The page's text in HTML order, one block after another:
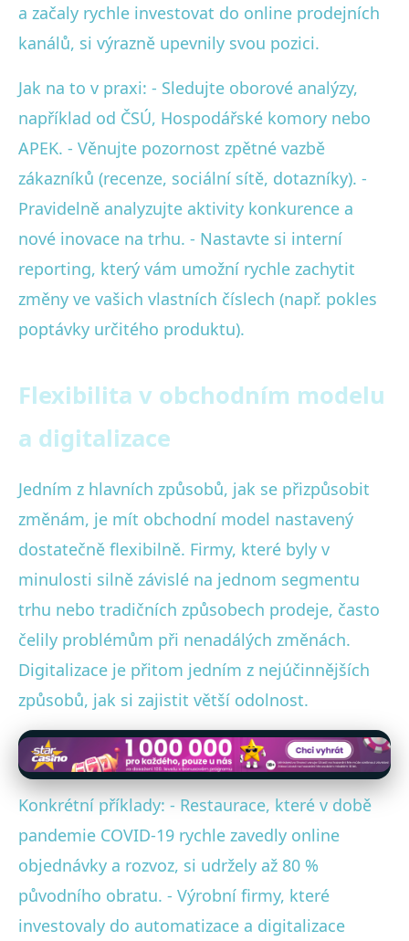
a začaly rychle investovat do online prodejních
kanálů, si výrazně upevnily svou pozici.
Jak na to v praxi: - Sledujte oborové analýzy,
například od ČSÚ, Hospodářské komory nebo
APEK. - Věnujte pozornost zpětné vazbě
zákazníků (recenze, sociální sítě, dotazníky). -
Pravidelně analyzujte aktivity konkurence a
nové inovace na trhu. - Nastavte si interní
reporting, který vám umožní rychle zachytit
změny ve vašich vlastních číslech (např. pokles
poptávky určitého produktu).
Flexibilita v obchodním modelu
a digitalizace
Jedním z hlavních způsobů, jak se přizpůsobit
změnám, je mít obchodní model nastavený
dostatečně flexibilně. Firmy, které byly v
minulosti silně závislé na jednom segmentu
trhu nebo tradičních způsobech prodeje, často
čelily problémům při nenadálých změnách.
Digitalizace je přitom jedním z nejúčinnějších
způsobů, jak si zajistit větší odolnost.
Konkrétní příklady: - Restaurace, které v době
pandemie COVID-19 rychle zavedly online
objednávky a rozvoz, si udržely až 80 %
původního obratu. - Výrobní firmy, které
investovaly do automatizace a digitalizace